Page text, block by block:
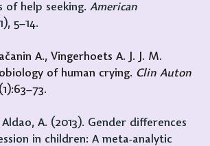
of help seeking. American
5–14.
A., Vingerhoets A. J. J. M.
of human crying. Clin Auton
–73.
A. (2013). Gender differences
in children: A meta-analytic